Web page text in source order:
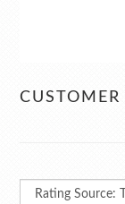
CUSTOMER